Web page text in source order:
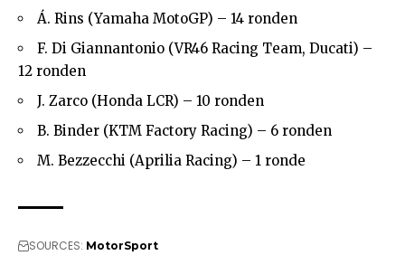
Á. Rins (Yamaha MotoGP) – 14 ronden
F. Di Giannantonio (VR46 Racing Team, Ducati) –
12 ronden
J. Zarco (Honda LCR) – 10 ronden
B. Binder (KTM Factory Racing) – 6 ronden
M. Bezzecchi (Aprilia Racing) – 1 ronde
SOURCES: MotorSport